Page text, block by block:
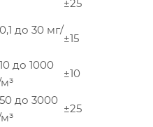
±25
до 30 мг/
±15
до 1000
±10
до 3000
±25